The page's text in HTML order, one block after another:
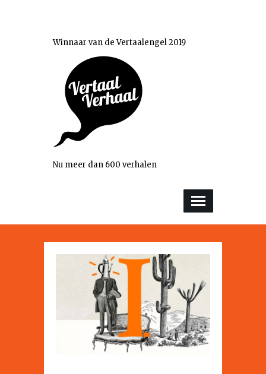
Winnaar van de Vertaalengel 2019
Nu meer dan 600 verhalen